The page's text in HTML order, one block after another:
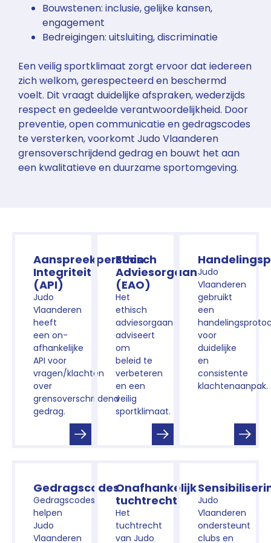
Bouwstenen: inclusie, gelijke kansen,
engagement
Bedreigingen: uitsluiting, discriminatie
Een veilig sportklimaat zorgt ervoor dat iedereen
zich welkom, gerespecteerd en beschermd
voelt. Dit vraagt duidelijke afspraken, wederzijds
respect en gedeelde verantwoordelijkheid. Door
preventie, open communicatie en gedragscodes
te versterken, voorkomt Judo Vlaanderen
grensoverschrijdend gedrag en bouwt het aan
een kwalitatieve en duurzame sportomgeving.
Aanspreekpersoon
Integriteit
(API)
Judo
Vlaanderen
heeft
een on-
afhankelijke
API voor
vragen/klachten
over
grensoverschrijdend
gedrag.
Ethisch
Adviesorgaan
(EAO)
Het
ethisch
adviesorgaan
adviseert
om
beleid te
verbeteren
en een
veilig
sportklimaat.
Judo
Vlaanderen
gebruikt
een
voor
duidelijke
en
consistente
klachtenaanpak.
Gedragscodes
Gedragscodes
helpen
Judo
Vlaanderen
Onafhankelijk
tuchtrecht
Het
tuchtrecht
van Judo
Judo
Vlaanderen
ondersteunt
clubs en